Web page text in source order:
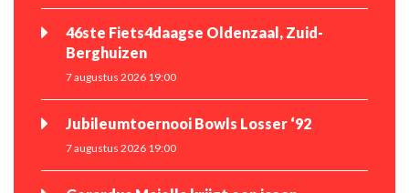
46ste Fiets4daagse Oldenzaal, Zuid-
Berghuizen
7 augustus 2026 19:00
Jubileumtoernooi Bowls Losser ‘92
7 augustus 2026 19:00